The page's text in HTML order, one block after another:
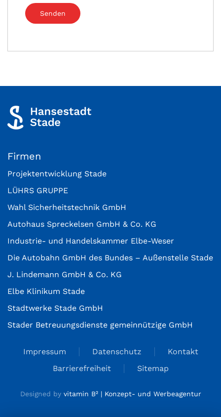
Firmen
Projektentwicklung Stade
LÜHRS GRUPPE
Wahl Sicherheitstechnik GmbH
Autohaus Spreckelsen GmbH & Co. KG
Industrie- und Handelskammer Elbe-Weser
Die Autobahn GmbH des Bundes – Außenstelle Stade
J. Lindemann GmbH & Co. KG
Elbe Klinikum Stade
Stadtwerke Stade GmbH
Stader Betreuungsdienste gemeinnützige GmbH
Impressum Datenschutz
Kontakt
Barrierefreiheit
Sitemap
Designed by vitamin B² | Konzept- und Werbeagentur